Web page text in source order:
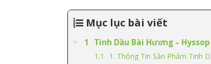
Mục lục bài viết
Tinh Dầu Bài Hương –
1. Thông Tin Sản Phẩm Tinh